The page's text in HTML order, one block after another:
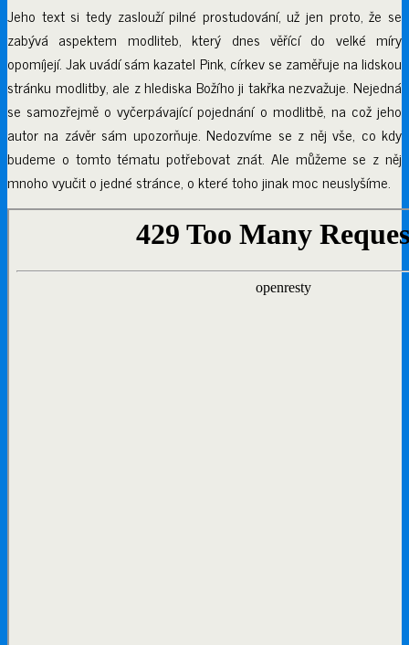
Jeho text si tedy zaslouží pilné prostudování, už jen proto, že se
zabývá aspektem modliteb, který dnes věřící do velké míry
opomíjejí. Jak uvádí sám kazatel Pink, církev se zaměřuje na lidskou
stránku modlitby, ale z hlediska Božího ji takřka nezvažuje. Nejedná
se samozřejmě o vyčerpávající pojednání o modlitbě, na což jeho
autor na závěr sám upozorňuje. Nedozvíme se z něj vše, co kdy
budeme o tomto tématu potřebovat znát. Ale můžeme se z něj
mnoho vyučit o jedné stránce, o které toho jinak moc neuslyšíme.